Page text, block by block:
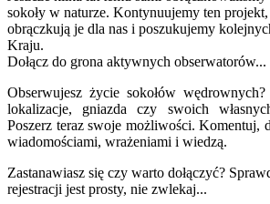
sokoły w naturze. Kontynuujemy ten
obrączkują je dla nas i poszukujemy
Kraju.
Dołącz do grona aktywnych obserwatorów...
Obserwujesz życie sokołów
lokalizacje, gniazda czy swoich
Poszerz teraz swoje możliwości. Komentuj,
wiadomościami, wrażeniami i wiedzą.
Zastanawiasz się czy warto dołączyć?
rejestracji jest prosty, nie zwlekaj...